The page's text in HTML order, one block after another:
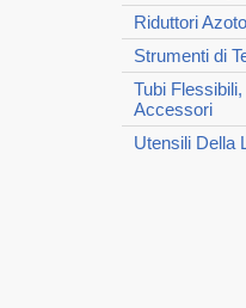
Riduttori Azoto
Strumenti di
Tubi
Accessori
Utensili Della